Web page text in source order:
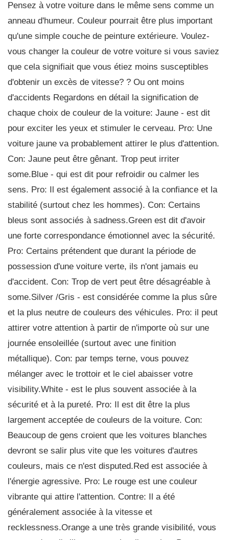
Pensez à votre voiture dans le même sens comme un
anneau d'humeur. Couleur pourrait être plus important
qu'une simple couche de peinture extérieure. Voulez-
vous changer la couleur de votre voiture si vous saviez
que cela signifiait que vous étiez moins susceptibles
d'obtenir un excès de vitesse? ? Ou ont moins
d'accidents Regardons en détail la signification de
chaque choix de couleur de la voiture: Jaune - est dit
pour exciter les yeux et stimuler le cerveau. Pro: Une
voiture jaune va probablement attirer le plus d'attention.
Con: Jaune peut être gênant. Trop peut irriter
some.Blue - qui est dit pour refroidir ou calmer les
sens. Pro: Il est également associé à la confiance et la
stabilité (surtout chez les hommes). Con: Certains
bleus sont associés à sadness.Green est dit d'avoir
une forte correspondance émotionnel avec la sécurité.
Pro: Certains prétendent que durant la période de
possession d'une voiture verte, ils n'ont jamais eu
d'accident. Con: Trop de vert peut être désagréable à
some.Silver /Gris - est considérée comme la plus sûre
et la plus neutre de couleurs des véhicules. Pro: il peut
attirer votre attention à partir de n'importe où sur une
journée ensoleillée (surtout avec une finition
métallique). Con: par temps terne, vous pouvez
mélanger avec le trottoir et le ciel abaisser votre
visibility.White - est le plus souvent associée à la
sécurité et à la pureté. Pro: Il est dit être la plus
largement acceptée de couleurs de la voiture. Con:
Beaucoup de gens croient que les voitures blanches
devront se salir plus vite que les voitures d'autres
couleurs, mais ce n'est disputed.Red est associée à
l'énergie agressive. Pro: Le rouge est une couleur
vibrante qui attire l'attention. Contre: Il a été
généralement associée à la vitesse et
recklessness.Orange a une très grande visibilité, vous